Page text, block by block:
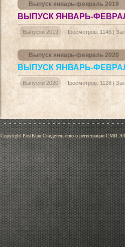
Выпуск январь-февраль 2019
ВЫПУСК ЯНВАРЬ-
Выпуски 2019 | Просмотров: 1146 |
Выпуск январь-февраль 2020
ВЫПУСК ЯНВАРЬ-
Выпуски 2020 | Просмотров: 1128|
Copyright PostKlau Свидетельство о регистрации СМИ